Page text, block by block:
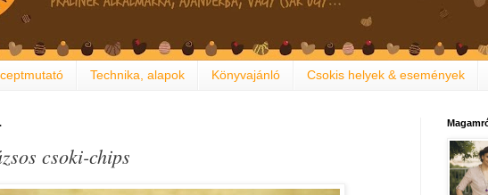
Technika, alapok Könyvajánló Csokis helyek & események
csoki-chips